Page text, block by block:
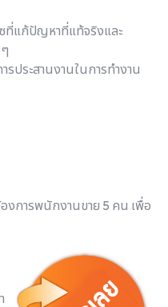
ที่แก้ปัญหาที่แท้จริงและ
ประสานงานในการทำงาน
องการพนักงานขาย 5 คน เพื่อ